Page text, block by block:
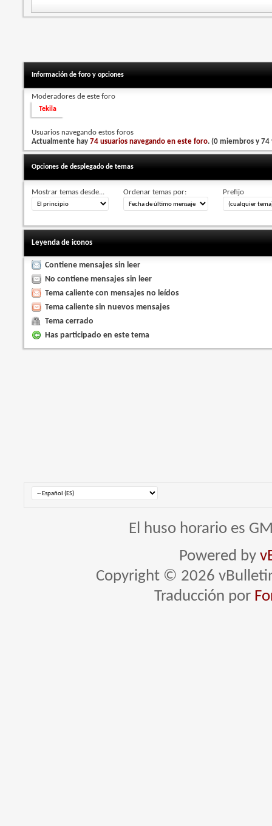
Información de foro y opciones
Moderadores de este foro
Tekila
Usuarios navegando estos foros
Actualmente hay74 usuarios navegando en este foro. (0 miembros y 74
Opciones de desplegado de temas
Mostrar temas desde... Ordenar temas por: Prefijo
Leyenda de iconos
Contiene mensajes sin leer
No contiene mensajes sin leer
Tema caliente con mensajes no leídos
Tema caliente sin nuevos mensajes
Tema cerrado
Has participado en este tema
El huso horario es
Powered by
Copyright © 2026
Traducción por